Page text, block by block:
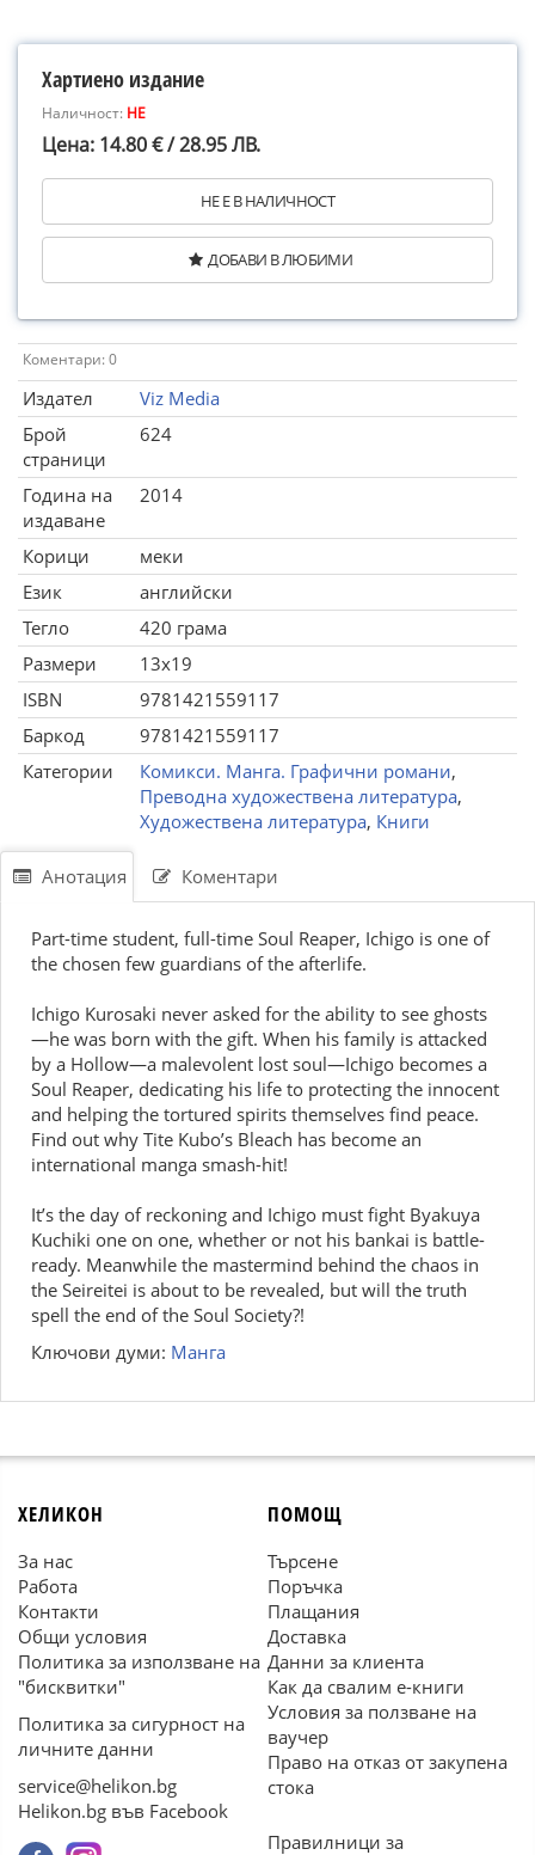
Хартиено издание
Наличност: НЕ
Цена: 14.80 € / 28.95 ЛВ.
НЕ Е В НАЛИЧНОСТ
ДОБАВИ В ЛЮБИМИ
Коментари: 0
Издател
Viz Media
Брой
страници
624
Година на
издаване
2014
Корици
меки
Език
английски
Тегло
420 грама
Размери
13x19
ISBN
9781421559117
Баркод
9781421559117
Категории
Комикси. Манга. Графични романи,
Преводна художествена литература,
Художествена литература, Книги
Анотация Коментари
Part-time student, full-time Soul Reaper, Ichigo is one of
the chosen few guardians of the afterlife.
Ichigo Kurosaki never asked for the ability to see ghosts
—he was born with the gift. When his family is attacked
by a Hollow—a malevolent lost soul—Ichigo becomes a
Soul Reaper, dedicating his life to protecting the innocent
and helping the tortured spirits themselves find peace.
Find out why Tite Kubo’s Bleach has become an
international manga smash-hit!
It’s the day of reckoning and Ichigo must fight Byakuya
Kuchiki one on one, whether or not his bankai is battle-
ready. Meanwhile the mastermind behind the chaos in
the Seireitei is about to be revealed, but will the truth
spell the end of the Soul Society?!
Ключови думи: Манга
ХЕЛИКОН
За нас
Работа
Контакти
Общи условия
Политика за използване на
"бисквитки"
Политика за сигурност на
личните данни
service@helikon.bg
Helikon.bg във Facebook
ПОМОЩ
Търсене
Поръчка
Плащания
Доставка
Данни за клиента
Как да свалим е-книги
Условия за ползване на
ваучер
Право на отказ от закупена
стока
Правилници за